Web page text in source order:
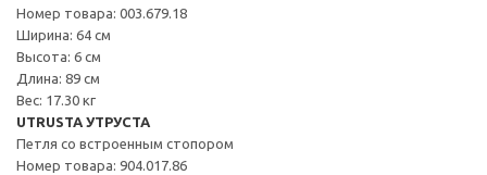
Номер товара: 003.679.18
Ширина: 64 см
Высота: 6 см
Длина: 89 см
Вес: 17.30 кг
UTRUSTA УТРУСТА
Петля со встроенным стопором
Номер товара: 904.017.86